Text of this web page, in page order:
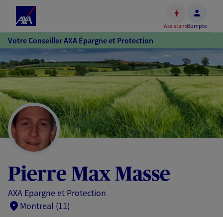
Accéder
au
contenu
principal
Accéder
au
pied
de
page
AssistanceCompte
Votre Conseiller AXA Épargne et Protection
Pierre Max Masse
AXA Epargne et Protection
Montreal (11)